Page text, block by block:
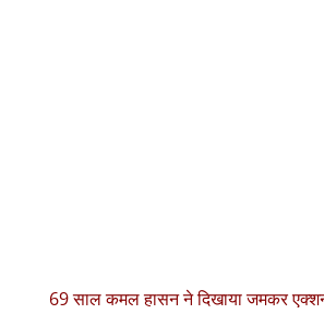
69 साल कमल हासन ने दिखाया जमकर